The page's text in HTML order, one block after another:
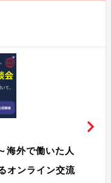
海外で働いた人
オンライン交流